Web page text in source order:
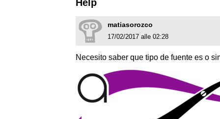
Help
matiasorozco
17/02/2017 alle 02:28
Necesito saber que tipo de fuente es o